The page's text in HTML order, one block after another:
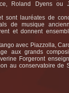
Roland Dyens ou
sont lauréates de
de musique
et donnent
avec Piazzolla,
aux grands
Forgeront
au conservatoire de